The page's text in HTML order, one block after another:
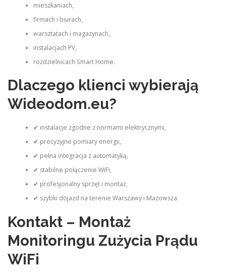
mieszkaniach,
firmach i biurach,
warsztatach i magazynach,
instalacjach PV,
rozdzielnicach Smart Home.
Dlaczego klienci wybierają
Wideodom.eu?
✔ instalacje zgodne z normami elektrycznymi,
✔ precyzyjne pomiary energii,
✔ pełna integracja z automatyką,
✔ stabilne połączenie WiFi,
✔ profesjonalny sprzęt i montaż,
✔ szybki dojazd na terenie Warszawy i Mazowsza.
Kontakt – Montaż
Monitoringu Zużycia Prądu
WiFi